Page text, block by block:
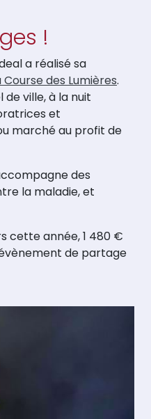
!
a réalisé sa
Course des Lumières.
de ville, à la nuit
et
marché au profit de
des
la maladie, et
cette année, 1 480 €
de partage